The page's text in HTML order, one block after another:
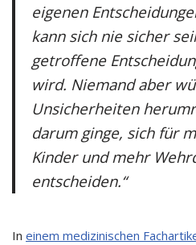
eigenen
kann sich nie sicher
getroffene
wird. Niemand aber
Unsicherheiten
darum ginge, sich für
Kinder und mehr
entscheiden.“
In einem medizinischen